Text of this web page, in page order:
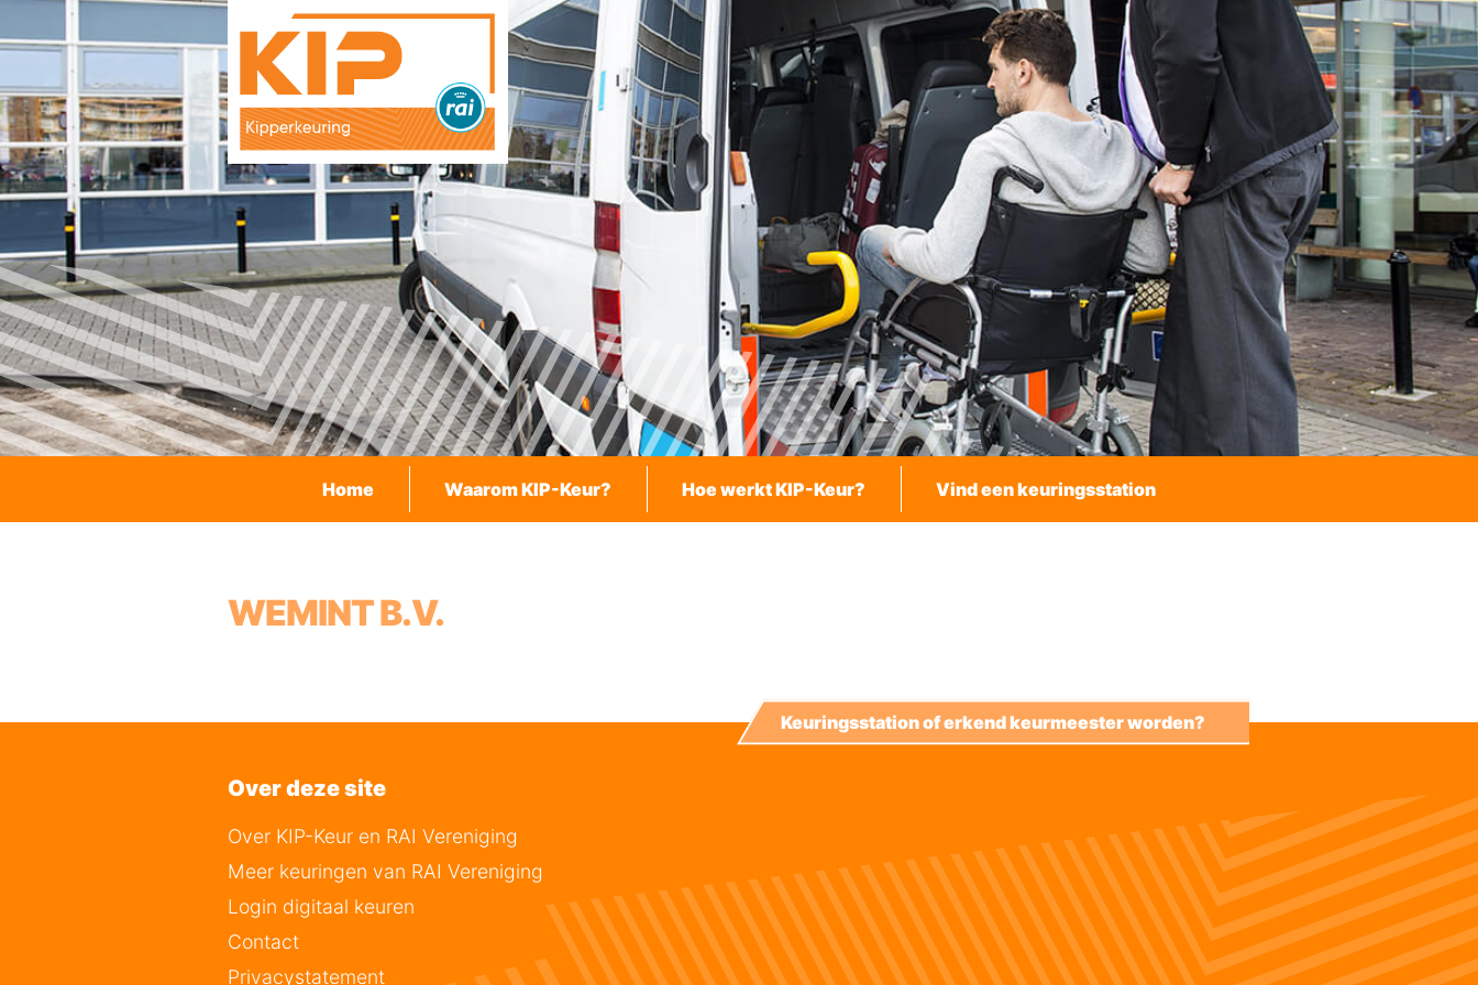
Home Waarom KIP-Keur? Hoe werkt KIP-Keur? Vind een keuringsstation
WEMINT B.V.
Over deze site
Over KIP-Keur en RAI Vereniging
Meer keuringen van RAI Vereniging
Login digitaal keuren
Contact
Privacystatement
Keuringsstation of erkend keurmeester worden?